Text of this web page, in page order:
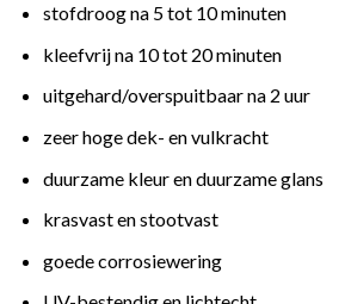
stofdroog na 5 tot 10 minuten
kleefvrij na 10 tot 20 minuten
uitgehard/overspuitbaar na 2 uur
zeer hoge dek- en vulkracht
duurzame kleur en duurzame glans
krasvast en stootvast
goede corrosiewering